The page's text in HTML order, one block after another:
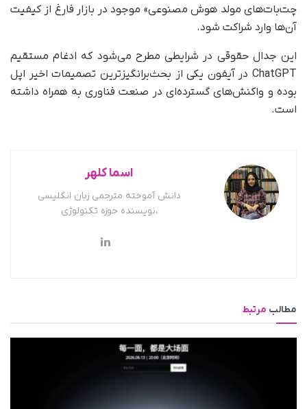
چت‌بات‌های مولد هوش مصنوعی» موجود در بازار فارغ از کیفیت
آن‌ها وارد شراکت شود.
این جدال حقوقی در شرایطی مطرح می‌شود که ادغام مستقیم
ChatGPT در آیفون یکی از بحث‌برانگیزترین تصمیمات اخیر اپل
بوده و واکنش‌های گسترده‌ای در صنعت فناوری به همراه داشته
است.
اسما کلهر
دانش آموخته مترجمی زبان انگلیسی
،نویسنده حوزه تکنولوژی
مطالب مرتبط